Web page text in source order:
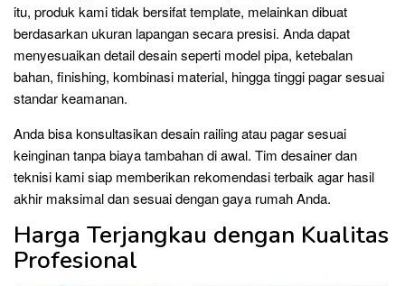
itu, produk kami tidak bersifat template, melainkan dibuat
berdasarkan ukuran lapangan secara presisi. Anda dapat
menyesuaikan detail desain seperti model pipa, ketebalan
bahan, finishing, kombinasi material, hingga tinggi pagar sesuai
standar keamanan.
Anda bisa konsultasikan desain railing atau pagar sesuai
keinginan tanpa biaya tambahan di awal. Tim desainer dan
teknisi kami siap memberikan rekomendasi terbaik agar hasil
akhir maksimal dan sesuai dengan gaya rumah Anda.
Harga Terjangkau dengan Kualitas
Profesional